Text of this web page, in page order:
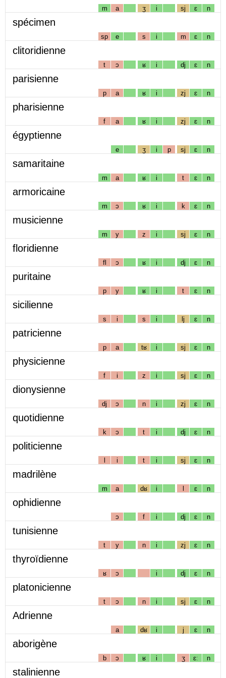
m a ʒ i sj ɛ n
spécimen
sp e s i m ɛ n
clitoridienne
t ɔ ʁ i dj ɛ n
parisienne
p a ʁ i zj ɛ n
pharisienne
f a ʁ i zj ɛ n
égyptienne
e ʒ i p sj ɛ n
samaritaine
m a ʁ i t ɛ n
armoricaine
m ɔ ʁ i k ɛ n
musicienne
m y z i sj ɛ n
floridienne
fl ɔ ʁ i dj ɛ n
puritaine
p y ʁ i t ɛ n
sicilienne
s i s i lj ɛ n
patricienne
p a tʁ i sj ɛ n
physicienne
f i z i sj ɛ n
dionysienne
dj ɔ n i zj ɛ n
quotidienne
k ɔ t i dj ɛ n
politicienne
l i t i sj ɛ n
madrilène
m a dʁ i l ɛ n
ophidienne
ɔ f i dj ɛ n
tunisienne
t y n i zj ɛ n
thyroïdienne
ʁ ɔ i dj ɛ n
platonicienne
t ɔ n i sj ɛ n
Adrienne
a dʁ i j ɛ n
aborigène
b ɔ ʁ i ʒ ɛː n
stalinienne